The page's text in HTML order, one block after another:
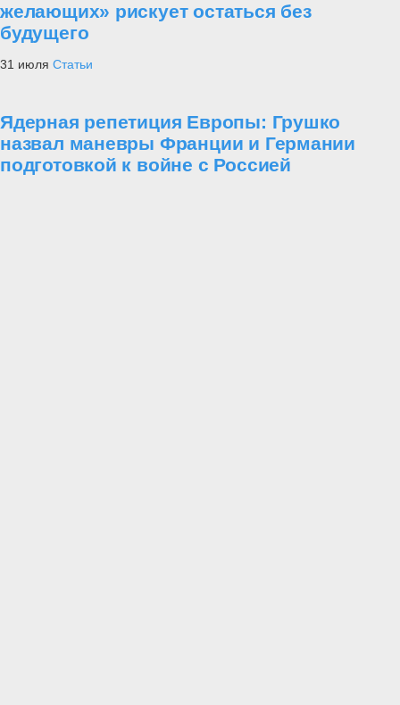
желающих» рискует остаться без
будущего
31 июля Статьи
Ядерная репетиция Европы: Грушко
назвал маневры Франции и Германии
подготовкой к войне с Россией